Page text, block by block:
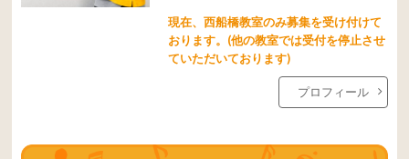
現在、西船橋教室のみ募集を受け付けて
おります。(他の教室では受付を停止させ
ていただいております)
プロフィール